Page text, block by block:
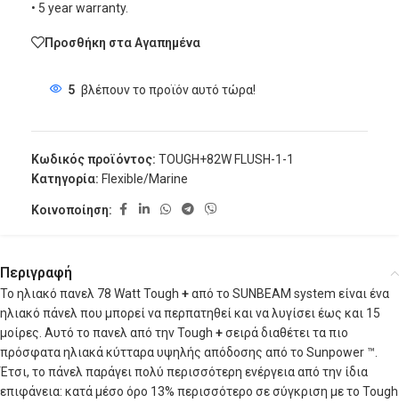
• 5 year warranty.
Προσθήκη στα Αγαπημένα
5 βλέπουν το προϊόν αυτό τώρα!
Κωδικός προϊόντος: TOUGH+82W FLUSH-1-1
Κατηγορία: Flexible/Marine
Κοινοποίηση:
Περιγραφή
Το ηλιακό πανελ 78 Watt Tough +από το SUNBEAM system είναι ένα
ηλιακό πάνελ που μπορεί να περπατηθεί και να λυγίσει έως και 15
μοίρες. Αυτό το πανελ από την Tough +σειρά διαθέτει τα πιο
πρόσφατα ηλιακά κύτταρα υψηλής απόδοσης από το Sunpower ™.
Έτσι, το πάνελ παράγει πολύ περισσότερη ενέργεια από την ίδια
επιφάνεια: κατά μέσο όρο 13% περισσότερο σε σύγκριση με το Tough